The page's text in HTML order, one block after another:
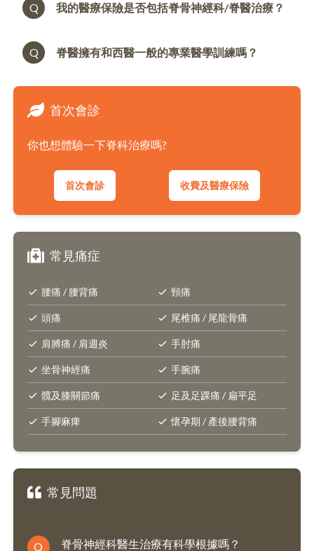
Q 我的醫療保險是否包括脊骨神經科/脊醫治療？
Q 脊醫擁有和西醫一般的專業醫學訓練嗎？
首次會診
你也想體驗一下脊科治療嗎?
首次會診 收費及醫療保險
常見痛症
腰痛 / 腰背痛 頸痛
頭痛 尾椎痛 / 尾龍骨痛
肩膊痛 / 肩週炎 手肘痛
坐骨神經痛 手腕痛
髖及膝關節痛 足及足踝痛 / 扁平足
手腳麻痺 懷孕期 / 產後腰背痛
常見問題
Q 脊骨神經科醫生治療有科學根據嗎？